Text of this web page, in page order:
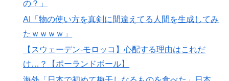
の？」
AI「物の使い方を真剣に間違えてる人間を生成してみ
たｗｗｗｗ」
【スウェーデン-モロッコ】心配する理由はこれだ
け…？【ポーランドボール】